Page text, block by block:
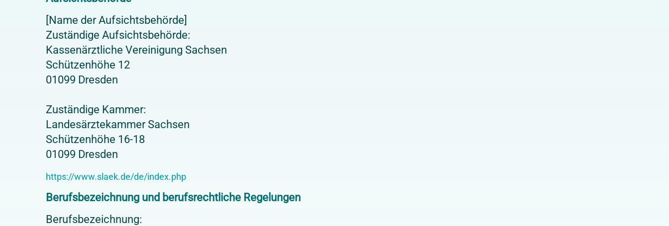
[Name der Aufsichtsbehörde]
Zuständige Aufsichtsbehörde:
Kassenärztliche Vereinigung Sachsen
Schützenhöhe 12
01099 Dresden
Zuständige Kammer:
Landesärztekammer Sachsen
Schützenhöhe 16-18
01099 Dresden
https://www.slaek.de/de/index.php
Berufsbezeichnung und berufsrechtliche Regelungen
Berufsbezeichnung: